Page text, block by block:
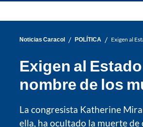
Noticias Caracol / POLÍTICA / Exigen al
Exigen al
nombre de los
La congresista Katherine
ella, ha ocultado la muerte de